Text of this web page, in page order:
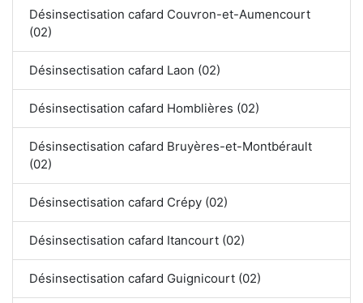
Désinsectisation cafard Couvron-et-Aumencourt
(02)
Désinsectisation cafard Laon (02)
Désinsectisation cafard Homblières (02)
Désinsectisation cafard Bruyères-et-Montbérault
(02)
Désinsectisation cafard Crépy (02)
Désinsectisation cafard Itancourt (02)
Désinsectisation cafard Guignicourt (02)